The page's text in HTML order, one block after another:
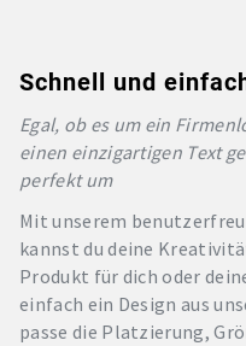
Schnell und
Egal, ob es um ein
einen einzigartigen Text
perfekt um
Mit unserem
kannst du deine
Produkt für dich oder
einfach ein Design aus
passe die Platzierung,